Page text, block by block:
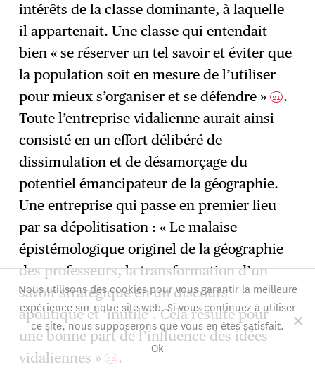
intérêts de la classe dominante, à laquelle
il appartenait. Une classe qui entendait
bien « se réserver un tel savoir et éviter que
la population soit en mesure de l’utiliser
pour mieux s’organiser et se défendre »21 .
Toute l’entreprise vidalienne aurait ainsi
consisté en un effort délibéré de
dissimulation et de désamorçage du
potentiel émancipateur de la géographie.
Une entreprise qui passe en premier lieu
par sa dépolitisation : « Le malaise
épistémologique originel de la géographie
des professeurs, la transformation d’un
savoir stratégique en un discours
apolitique et ‘inutile’. Cela résulte pour
une bonne part de l’influence des idées
vidaliennes »22 .
Nous utilisons des cookies pour vous garantir la meilleure
expérience sur notre site web. Si vous continuez à utiliser
ce site, nous supposerons que vous en êtes satisfait.
Ok